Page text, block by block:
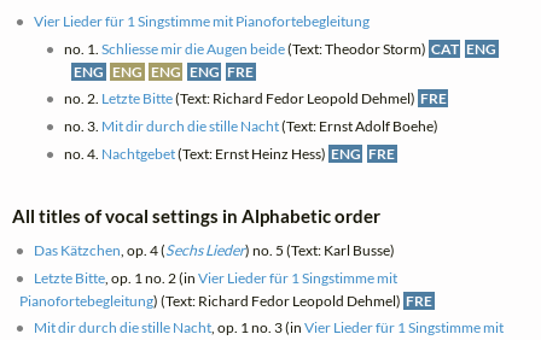
Vier Lieder für 1 Singstimme mit Pianofortebegleitung
no. 1. Schliesse mir die Augen beide(Text: Theodor Storm) CAT ENG
ENG ENG ENG ENG FRE
no. 2. Letzte Bitte(Text: Richard Fedor Leopold Dehmel) FRE
no. 3. Mit dir durch die stille Nacht(Text: Ernst Adolf Boehe)
no. 4. Nachtgebet(Text: Ernst Heinz Hess) ENG FRE
All titles of vocal settings in Alphabetic order
Das Kätzchen , op. 4 (Sechs Lieder) no. 5 (Text: Karl Busse)
Letzte Bitte , op. 1 no. 2 (inVier Lieder für 1 Singstimme mit
Pianofortebegleitung) (Text: Richard Fedor Leopold Dehmel) FRE
Mit dir durch die stille Nacht, op. 1 no. 3 (inVier Lieder für 1 Singstimme mit